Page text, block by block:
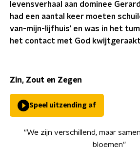
levensverhaal aan dominee
had een aantal keer moeten
van-mijn-lijfhuis’ en was in het
het contact met God
Zin, Zout en Zegen
Speel uitzending af
“We zijn verschillend, maar
bloemen”